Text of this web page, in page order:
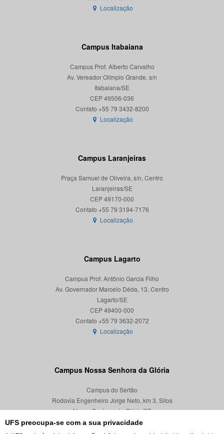
UFS preocupa-se com a sua privacidade
Localização
Campus Itabaiana
Campus Prof. Alberto Carvalho
Av. Vereador Olímpio Grande, s/n
Itabaiana/SE
CEP 49506-036
Localização
Campus Laranjeiras
Praça Samuel de Oliveira, s/n, Centro
Laranjeiras/SE
CEP 49170-000
Localização
Campus Lagarto
Campus Prof. Antônio Garcia Filho
Av. Governador Marcelo Déda, 13, Centro
Lagarto/SE
CEP 49400-000
Localização
Campus Nossa Senhora da Glória
Campus do Sertão
Rodovia Engenheiro Jorge Neto, km 3, Silos
Nossa Senhora da Glória/SE
CEP 49680-000